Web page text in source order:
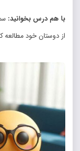
با هم درس بخوانید:
از دوستان خود مطالعه